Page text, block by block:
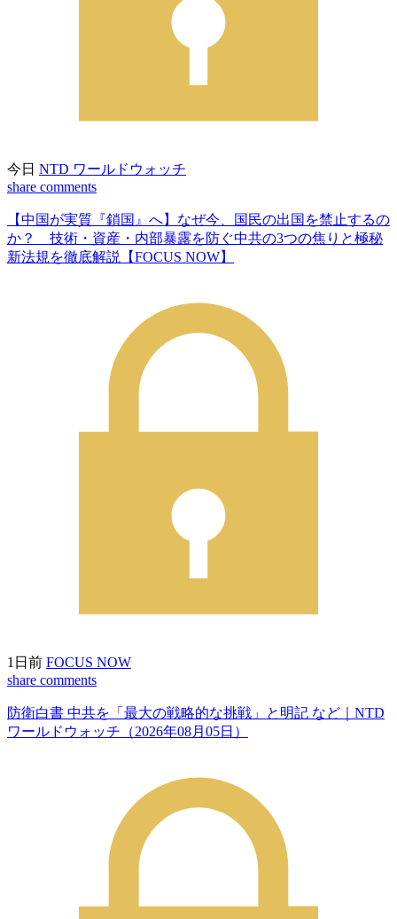
今日 NTD ワールドウォッチ
share comments
【中国が実質『鎖国』へ】なぜ今、国民の出国を禁止するの
か？ 技術・資産・内部暴露を防ぐ中共の3つの焦りと極秘
新法規を徹底解説【FOCUS NOW】
1日前 FOCUS NOW
share comments
防衛白書 中共を「最大の戦略的な挑戦」と明記 など｜NTD
ワールドウォッチ（2026年08月05日）